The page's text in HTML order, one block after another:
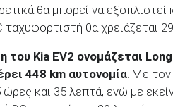
θα μπορεί να εξοπλιστεί
θα χρειάζεται
του Kia EV2 ονομάζεται Long
448 km αυτονομία. Με τον
ώρες και 35 λεπτά, ενώ με